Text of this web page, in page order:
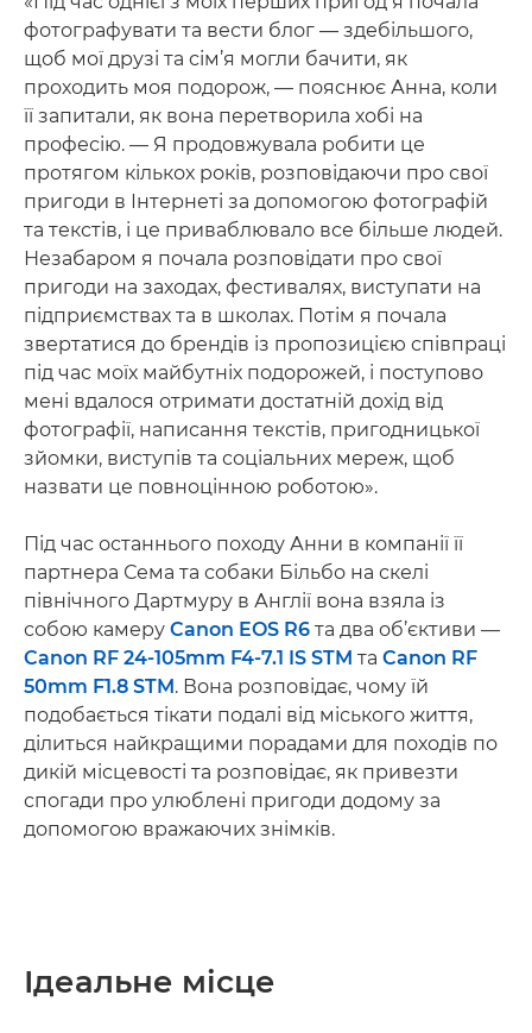
фотографувати та вести блог — здебільшого,
щоб мої друзі та сім’я могли бачити, як
проходить моя подорож, — пояснює Анна, коли
її запитали, як вона перетворила хобі на
професію. — Я продовжувала робити це
протягом кількох років, розповідаючи про свої
пригоди в Інтернеті за допомогою фотографій
та текстів, і це приваблювало все більше людей.
Незабаром я почала розповідати про свої
пригоди на заходах, фестивалях, виступати на
підприємствах та в школах. Потім я почала
звертатися до брендів із пропозицією співпраці
під час моїх майбутніх подорожей, і поступово
мені вдалося отримати достатній дохід від
фотографії, написання текстів, пригодницької
зйомки, виступів та соціальних мереж, щоб
назвати це повноцінною роботою».
Під час останнього походу Анни в компанії її
партнера Сема та собаки Більбо на скелі
північного Дартмуру в Англії вона взяла із
собою камеру Canon EOS R6 та два об’єктиви —
Canon RF 24-105mm F4-7.1 IS STM та Canon RF
50mm F1.8 STM. Вона розповідає, чому їй
подобається тікати подалі від міського життя,
ділиться найкращими порадами для походів по
дикій місцевості та розповідає, як привезти
спогади про улюблені пригоди додому за
допомогою вражаючих знімків.
Ідеальне місце